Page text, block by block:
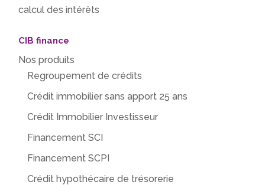
calcul des intérêts
CIB finance
Nos produits
Regroupement de crédits
Crédit immobilier sans apport 25 ans
Crédit Immobilier Investisseur
Financement SCI
Financement SCPI
Crédit hypothécaire de trésorerie